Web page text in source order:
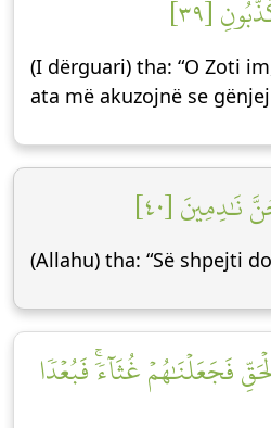
[٣٩]
(I dërguari) tha: “O Zoti
ata më akuzojnë se
نَٰدِمِينَ [٤٠]
(Allahu) tha: “Së shpejti
فَجَعَلۡنَٰهُمۡ غُثَآءٗۚ فَبُعۡدٗا